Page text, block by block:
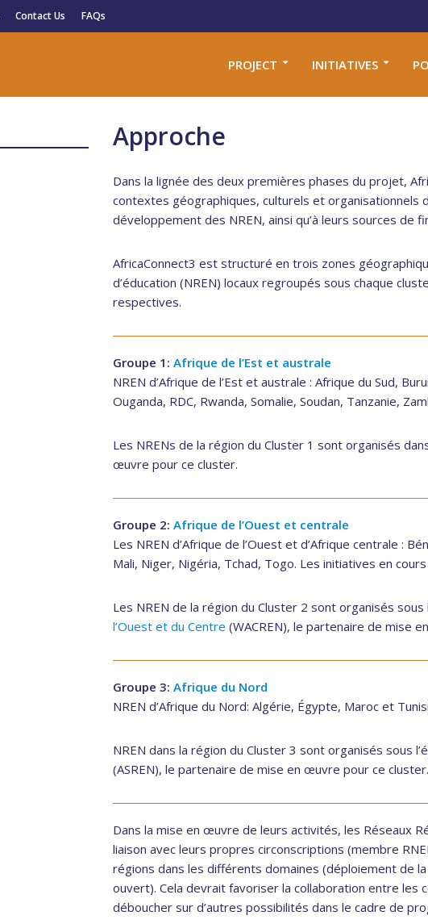
Contact Us FAQs
PROJECT INITIATIVES
Approche
Dans la lignée des deux premières phases du projet,
contextes géographiques, culturels et
développement des NREN, ainsi qu’à leurs sources de
AfricaConnect3 est structuré en trois zones
d’éducation (NREN) locaux regroupés sous chaque
respectives.
Groupe 1: Afrique de l’Est et australe
NREN d’Afrique de l’Est et australe : Afrique du Sud,
Ouganda, RDC, Rwanda, Somalie, Soudan, Tanzanie,
Les NRENs de la région du Cluster 1 sont organisés
œuvre pour ce cluster.
Groupe 2: Afrique de l’Ouest et centrale
Les NREN d’Afrique de l’Ouest et d’Afrique centrale :
Mali, Niger, Nigéria, Tchad, Togo. Les initiatives en
Les NREN de la région du Cluster 2 sont organisés sous
l’Ouest et du Centre (WACREN), le partenaire de mise
Groupe 3: Afrique du Nord
NREN d’Afrique du Nord: Algérie, Égypte, Maroc et
NREN dans la région du Cluster 3 sont organisés sous
(ASREN), le partenaire de mise en œuvre pour ce cluster.
Dans la mise en œuvre de leurs activités, les Réseaux
liaison avec leurs propres circonscriptions (membre
régions dans les différents domaines (déploiement de
ouvert). Cela devrait favoriser la collaboration entre les
déboucher sur d’autres possibilités dans le cadre de